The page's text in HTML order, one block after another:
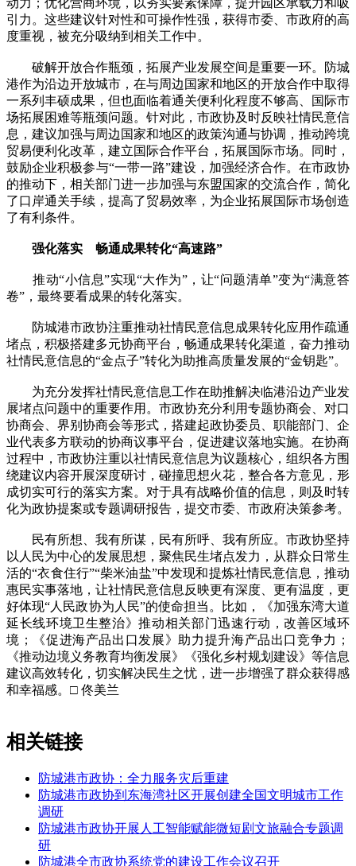
引力。这些建议针对性和可操作性强，获得市委、市政府的高
度重视，被充分吸纳到相关工作中。
破解开放合作瓶颈，拓展产业发展空间是重要一环。防城
港作为沿边开放城市，在与周边国家和地区的开放合作中取得
一系列丰硕成果，但也面临着通关便利化程度不够高、国际市
场拓展困难等瓶颈问题。针对此，市政协及时反映社情民意信
息，建议加强与周边国家和地区的政策沟通与协调，推动跨境
贸易便利化改革，建立国际合作平台，拓展国际市场。同时，
鼓励企业积极参与“一带一路”建设，加强经济合作。在市政协
的推动下，相关部门进一步加强与东盟国家的交流合作，简化
了口岸通关手续，提高了贸易效率，为企业拓展国际市场创造
了有利条件。
强化落实 畅通成果转化“高速路”
推动“小信息”实现“大作为”，让“问题清单”变为“满意答
卷”，最终要看成果的转化落实。
防城港市政协注重推动社情民意信息成果转化应用作疏通
堵点，积极搭建多元协商平台，畅通成果转化渠道，奋力推动
社情民意信息的“金点子”转化为助推高质量发展的“金钥匙”。
为充分发挥社情民意信息工作在助推解决临港沿边产业发
展堵点问题中的重要作用。市政协充分利用专题协商会、对口
协商会、界别协商会等形式，搭建起政协委员、职能部门、企
业代表多方联动的协商议事平台，促进建议落地实施。在协商
过程中，市政协注重以社情民意信息为议题核心，组织各方围
绕建议内容开展深度研讨，碰撞思想火花，整合各方意见，形
成切实可行的落实方案。对于具有战略价值的信息，则及时转
化为政协提案或专题调研报告，提交市委、市政府决策参考。
民有所想、我有所谋，民有所呼、我有所应。市政协坚持
以人民为中心的发展思想，聚焦民生堵点发力，从群众日常生
活的“衣食住行”“柴米油盐”中发现和提炼社情民意信息，推动
惠民实事落地，让社情民意信息反映更有深度、更有温度，更
好体现“人民政协为人民”的使命担当。比如，《加强东湾大道
延长线环境卫生整治》推动相关部门迅速行动，改善区域环
境；《促进海产品出口发展》助力提升海产品出口竞争力；
《推动边境义务教育均衡发展》《强化乡村规划建设》等信息
建议高效转化，切实解决民生之忧，进一步增强了群众获得感
和幸福感。□ 佟美兰
相关链接
防城港市政协：全力服务灾后重建
防城港市政协到东海湾社区开展创建全国文明城市工作
调研
防城港市政协开展人工智能赋能微短剧文旅融合专题调
研
防城港全市政协系统党的建设工作会议召开